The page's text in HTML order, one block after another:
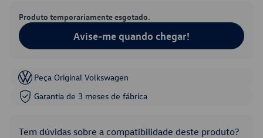
Produto temporariamente esgotado.
Avise-me quando chegar!
Peça Original Volkswagen
Garantia de 3 meses de fábrica
Tem dúvidas sobre a compatibilidade deste produto?